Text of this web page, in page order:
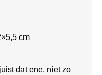
cm
dat ene, niet zo